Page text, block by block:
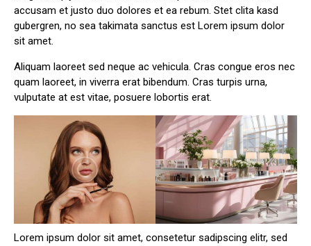
accusam et justo duo dolores et ea rebum. Stet clita kasd
gubergren, no sea takimata sanctus est Lorem ipsum dolor
sit amet.
Aliquam laoreet sed neque ac vehicula. Cras congue eros nec
quam laoreet, in viverra erat bibendum. Cras turpis urna,
vulputate at est vitae, posuere lobortis erat.
Lorem ipsum dolor sit amet, consetetur sadipscing elitr, sed